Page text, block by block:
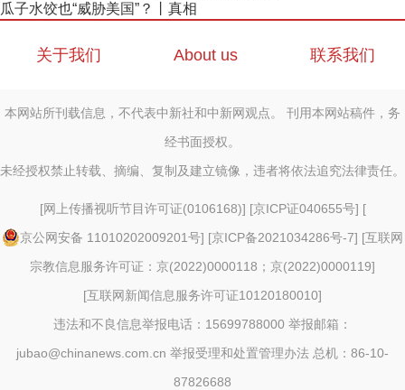
瓜子水饺也“威胁美国”？丨真相
关于我们 About us 联系我们
本网站所刊载信息，不代表中新社和中新网观点。 刊用本网站稿件，务
经书面授权。
未经授权禁止转载、摘编、复制及建立镜像，违者将依法追究法律责任。
[网上传播视听节目许可证(0106168)] [京ICP证040655号] [
京公网安备 11010202009201号] [京ICP备2021034286号-7] [互联网
宗教信息服务许可证：京(2022)0000118；京(2022)0000119]
[互联网新闻信息服务许可证10120180010]
违法和不良信息举报电话：15699788000 举报邮箱：
jubao@chinanews.com.cn 举报受理和处置管理办法 总机：86-10-
87826688